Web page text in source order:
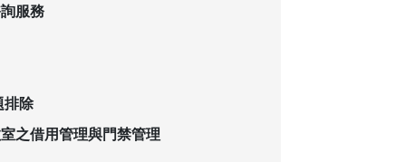
服務
排除
之借用管理與門禁管理